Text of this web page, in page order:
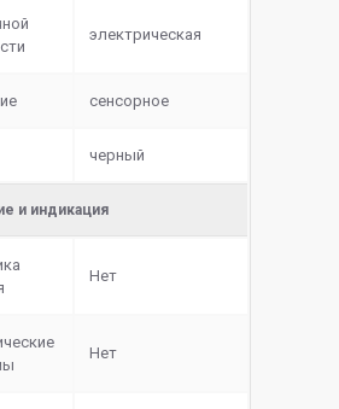
электрическая
сенсорное
черный
и индикация
Нет
Нет